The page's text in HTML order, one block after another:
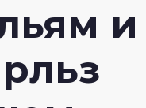
и